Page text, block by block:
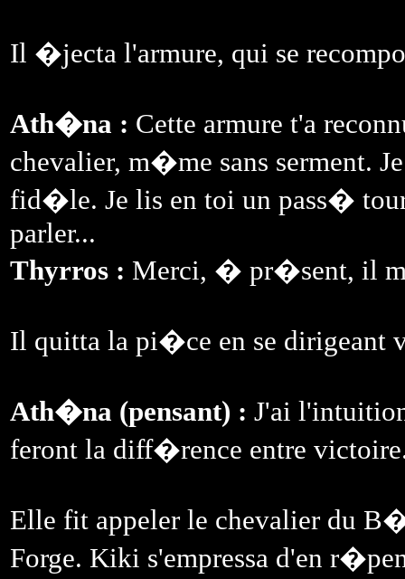
Il �jecta l'armure, qui se
Ath�na : Cette armure t'a
chevalier, m�me sans serment.
fid�le. Je lis en toi un pass�
parler...
Thyrros : Merci, � pr�sent, il
Il quitta la pi�ce en se dirigeant
Ath�na (pensant) : J'ai
feront la diff�rence entre
Elle fit appeler le chevalier du
Forge. Kiki s'empressa d'en